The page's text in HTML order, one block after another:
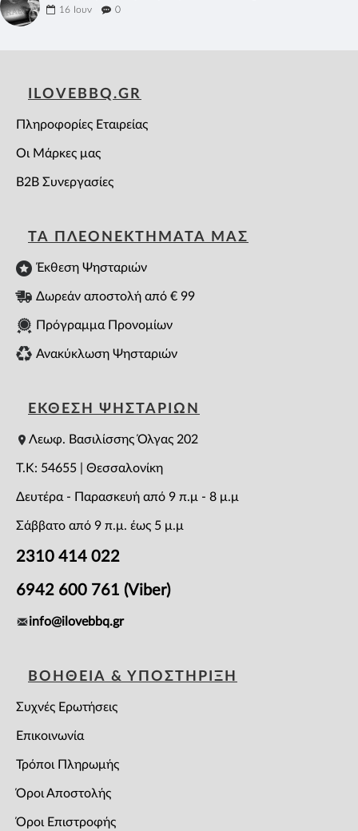
16 Ιουν 0
ILOVEBBQ.GR
Πληροφορίες Εταιρείας
Οι Μάρκες μας
B2B Συνεργασίες
ΤΑ ΠΛΕΟΝΕΚΤΗΜΑΤΑ ΜΑΣ
Έκθεση Ψησταριών
Δωρεάν αποστολή από € 99
Πρόγραμμα Προνομίων
Ανακύκλωση Ψησταριών
ΕΚΘΕΣΗ ΨΗΣΤΑΡΙΩΝ
Λεωφ. Βασιλίσσης Όλγας 202
T.K: 54655 | Θεσσαλονίκη
Δευτέρα - Παρασκευή από 9 π.μ - 8 μ.μ
Σάββατο από 9 π.μ. έως 5 μ.μ
2310 414 022
6942 600 761 (Viber)
info@ilovebbq.gr
ΒΟΗΘΕΙΑ & ΥΠΟΣΤΗΡΙΞΗ
Συχνές Ερωτήσεις
Επικοινωνία
Τρόποι Πληρωμής
Όροι Αποστολής
Όροι Επιστροφής